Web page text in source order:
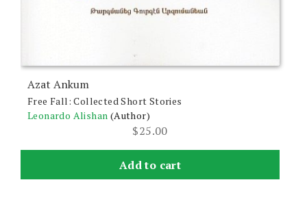
Azat Ankum
Free Fall: Collected Short Stories
Leonardo Alishan (Author)
$25.00
Add to cart